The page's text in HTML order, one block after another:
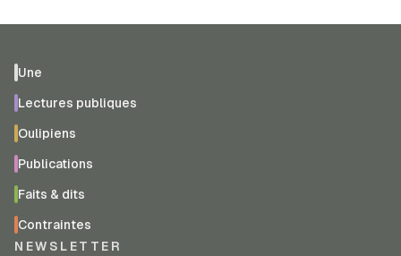
Une
Lectures publiques
Oulipiens
Publications
Faits & dits
Contraintes
NEWSLETTER